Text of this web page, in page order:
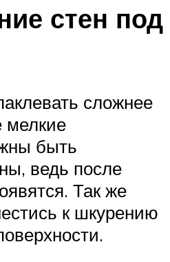
стен под
сложнее
мелкие
быть
ведь после
Так же
к шкурению